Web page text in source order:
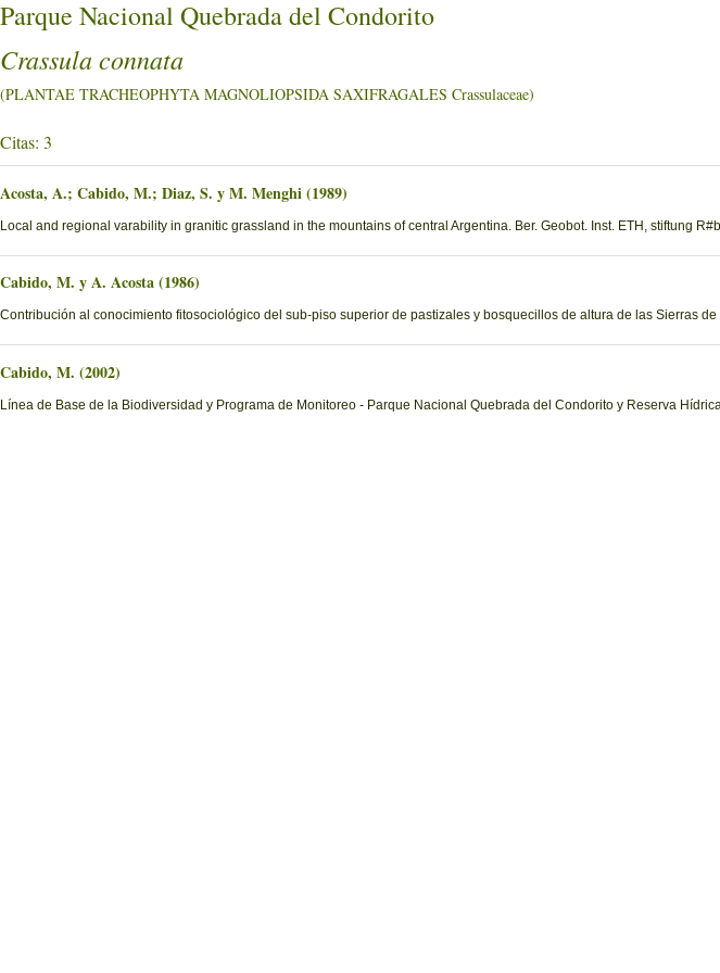
Parque Nacional Quebrada del Condorito
Crassula connata
(PLANTAE TRACHEOPHYTA MAGNOLIOPSIDA SAXIFRAGALES Crassulaceae)
Citas: 3
Acosta, A.; Cabido, M.; Diaz, S. y M. Menghi (1989)
Local and regional varability in granitic grassland in the mountains of central Argentina. Ber. Geobot. Inst. ETH, stiftung
Cabido, M. y A. Acosta (1986)
Contribución al conocimiento fitosociológico del sub-piso superior de pastizales y bosquecillos de altura de las Sierras
Cabido, M. (2002)
Línea de Base de la Biodiversidad y Programa de Monitoreo - Parque Nacional Quebrada del Condorito y Reserva